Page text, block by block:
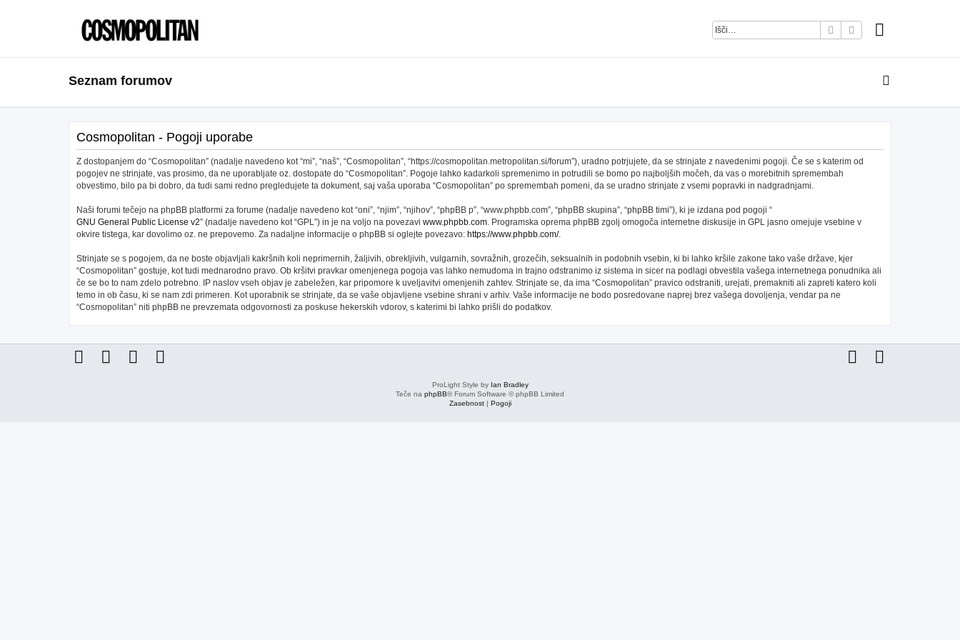
IskanjeNapredno iskanje
Seznam forumov
Cosmopolitan - Pogoji uporabe
Z dostopanjem do “Cosmopolitan” (nadalje navedeno kot “mi”, “naš”, “Cosmopolitan”, “https://cosmopolitan.metropolitan.si/forum”), uradno potrjujete, da se strinjate z navedenimi pogoji. Če se s katerim od
pogojev ne strinjate, vas prosimo, da ne uporabljate oz. dostopate do “Cosmopolitan”. Pogoje lahko kadarkoli spremenimo in potrudili se bomo po najboljših močeh, da vas o morebitnih spremembah
obvestimo, bilo pa bi dobro, da tudi sami redno pregledujete ta dokument, saj vaša uporaba “Cosmopolitan” po spremembah pomeni, da se uradno strinjate z vsemi popravki in nadgradnjami.
Naši forumi tečejo na phpBB platformi za forume (nadalje navedeno kot “oni”, “njim”, “njihov”, “phpBB p”, “www.phpbb.com”, “phpBB skupina”, “phpBB timi”), ki je izdana pod pogoji “
GNU General Public License v2” (nadalje navedeno kot “GPL”) in je na voljo na povezavi www.phpbb.com. Programska oprema phpBB zgolj omogoča internetne diskusije in GPL jasno omejuje vsebine v
okvire tistega, kar dovolimo oz. ne prepovemo. Za nadaljne informacije o phpBB si oglejte povezavo: https://www.phpbb.com/.
Strinjate se s pogojem, da ne boste objavljali kakršnih koli neprimernih, žaljivih, obrekljivih, vulgarnih, sovražnih, grozečih, seksualnih in podobnih vsebin, ki bi lahko kršile zakone tako vaše države, kjer
“Cosmopolitan” gostuje, kot tudi mednarodno pravo. Ob kršitvi pravkar omenjenega pogoja vas lahko nemudoma in trajno odstranimo iz sistema in sicer na podlagi obvestila vašega internetnega ponudnika ali
če se bo to nam zdelo potrebno. IP naslov vseh objav je zabeležen, kar pripomore k uveljavitvi omenjenih zahtev. Strinjate se, da ima “Cosmopolitan” pravico odstraniti, urejati, premakniti ali zapreti katero koli
temo in ob času, ki se nam zdi primeren. Kot uporabnik se strinjate, da se vaše objavljene vsebine shrani v arhiv. Vaše informacije ne bodo posredovane naprej brez vašega dovoljenja, vendar pa ne
“Cosmopolitan” niti phpBB ne prevzemata odgovornosti za poskuse hekerskih vdorov, s katerimi bi lahko prišli do podatkov.
ProLight Style by Ian Bradley
Teče na phpBB® Forum Software © phpBB Limited
Zasebnost| Pogoji